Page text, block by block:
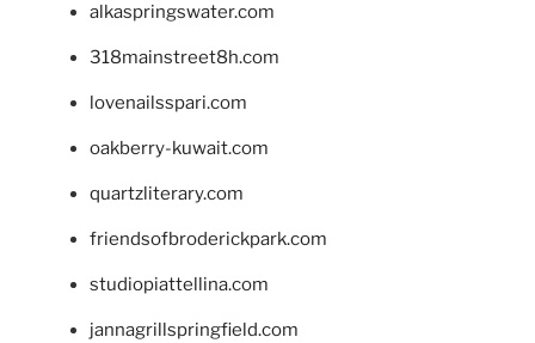
alkaspringswater.com
318mainstreet8h.com
lovenailsspari.com
oakberry-kuwait.com
quartzliterary.com
friendsofbroderickpark.com
studiopiattellina.com
jannagrillspringfield.com